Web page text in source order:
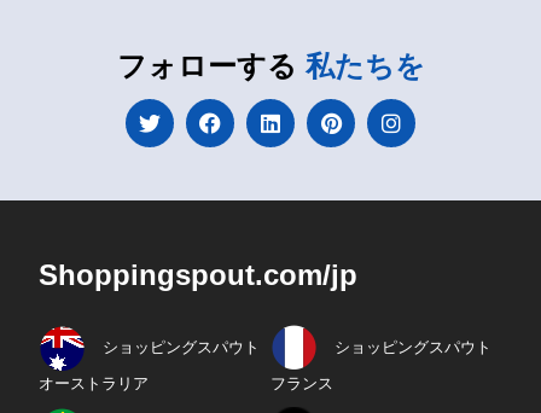
フォローする 私たちを
Shoppingspout.com/jp
ショッピングスパウト
オーストラリア
ショッピングスパウト
フランス